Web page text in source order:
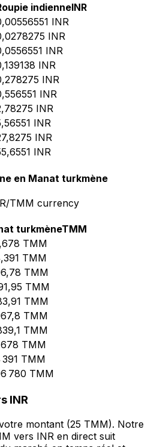
indienneINR
INR
INR
INR
INR
INR
INR
INR
INR
INR
INR
en Manat turkmène
TMM currency
turkmèneTMM
TMM
TMM
TMM
TMM
TMM
TMM
TMM
TMM
TMM
780 TMM
INR
montant (25 TMM). Notre
vers INR en direct suit